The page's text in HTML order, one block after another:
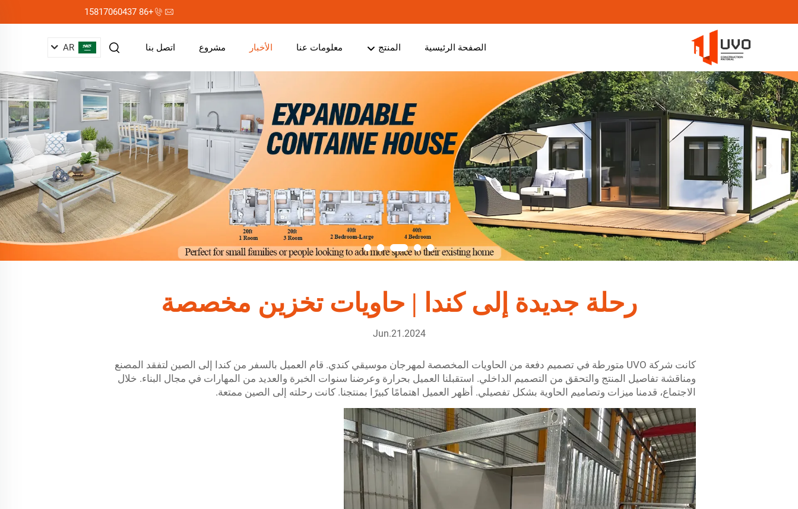
+86 15817060437
الصفحة الرئيسية المنتج معلومات عنا الأخبار مشروع اتصل بنا AR
رحلة جديدة إلى كندا | حاويات تخزين مخصصة
Jun.21.2024
كانت شركة UVO متورطة في تصميم دفعة من الحاويات المخصصة لمهرجان موسيقي كندي. قام العميل بالسفر من كندا إلى الصين لتفقد المصنع
ومناقشة تفاصيل المنتج والتحقق من التصميم الداخلي. استقبلنا العميل بحرارة وعرضنا سنوات الخبرة والعديد من المهارات في مجال البناء. خلال
الاجتماع، قدمنا ميزات وتصاميم الحاوية بشكل تفصيلي. أظهر العميل اهتمامًا كبيرًا بمنتجنا. كانت رحلته إلى الصين ممتعة.